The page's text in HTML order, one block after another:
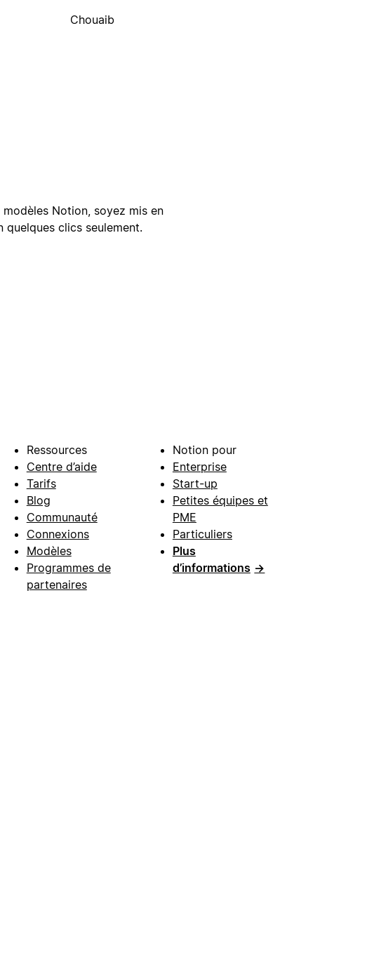
Chouaib
Notion, soyez mis en
quelques clics seulement.
Ressources
Centre d’aide
Tarifs
Blog
Communauté
Connexions
Modèles
Programmes de
partenaires
Notion pour
Enterprise
Start-up
Petites équipes et
PME
Particuliers
Plus
d’informations →